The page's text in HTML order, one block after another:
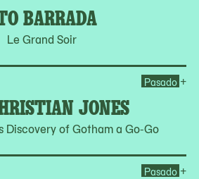
BARRADA
Le Grand Soir
JONES
Discovery of Gotham a Go-Go
Pasado +
Pasado +